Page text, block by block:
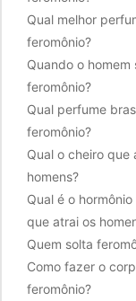
Qual melhor
feromônio?
Quando o homem
feromônio?
Qual perfume
feromônio?
Qual o cheiro que
homens?
Qual é o
que atrai os
Quem solta
Como fazer o
feromônio?